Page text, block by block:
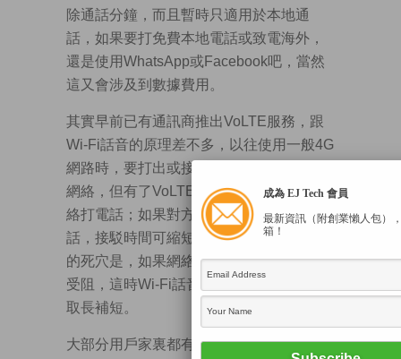
除通話分鐘，而且暫時只適用於本地通
話，如果要打免費本地電話或致電海外，
還是使用WhatsApp或Facebook吧，當然
這又會涉及到數據費用。
其實早前已有通訊商推出VoLTE服務，跟
Wi-Fi話音的原理差不多，以往使用一般4G
網路時，要打出或接收電話，便會轉到3G
網絡，但有了VoLTE，就可以直接在4G網
絡打電話；如果對方也是用VoLTE接收電
話，接駁時間可縮短至一秒。可是VoLTE
的死穴是，如果網絡質素差，通話一樣會
受阻，這時Wi-Fi話音便會發揮它的功能，
取長補短。
大部分用戶家裏都有安裝室內Wi-Fi，智能
成為 EJ Tech 會員
最新資訊（附創業懶人包）
箱！